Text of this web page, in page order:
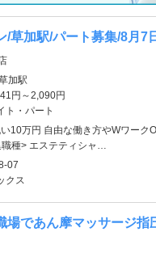
/草加駅/パート募集/8月7
加駅
円～2,090円
ト・パート
い10万円 自由な働き方やWワーク
種> エステティシャ…
07
クス
場であん摩マッサージ指